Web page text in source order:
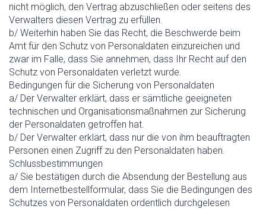
nicht möglich, den Vertrag abzuschließen oder seitens des
Verwalters diesen Vertrag zu erfüllen.
b/ Weiterhin haben Sie das Recht, die Beschwerde beim
Amt für den Schutz von Personaldaten einzureichen und
zwar im Falle, dass Sie annehmen, dass Ihr Recht auf den
Schutz von Personaldaten verletzt wurde.
Bedingungen für die Sicherung von Personaldaten
a/ Der Verwalter erklärt, dass er sämtliche geeigneten
technischen und Organisationsmaßnahmen zur Sicherung
der Personaldaten getroffen hat.
b/ Der Verwalter erklärt, dass nur die von ihm beauftragten
Personen einen Zugriff zu den Personaldaten haben.
Schlussbestimmungen
a/ Sie bestätigen durch die Absendung der Bestellung aus
dem Internetbestellformular, dass Sie die Bedingungen des
Schutzes von Personaldaten ordentlich durchgelesen